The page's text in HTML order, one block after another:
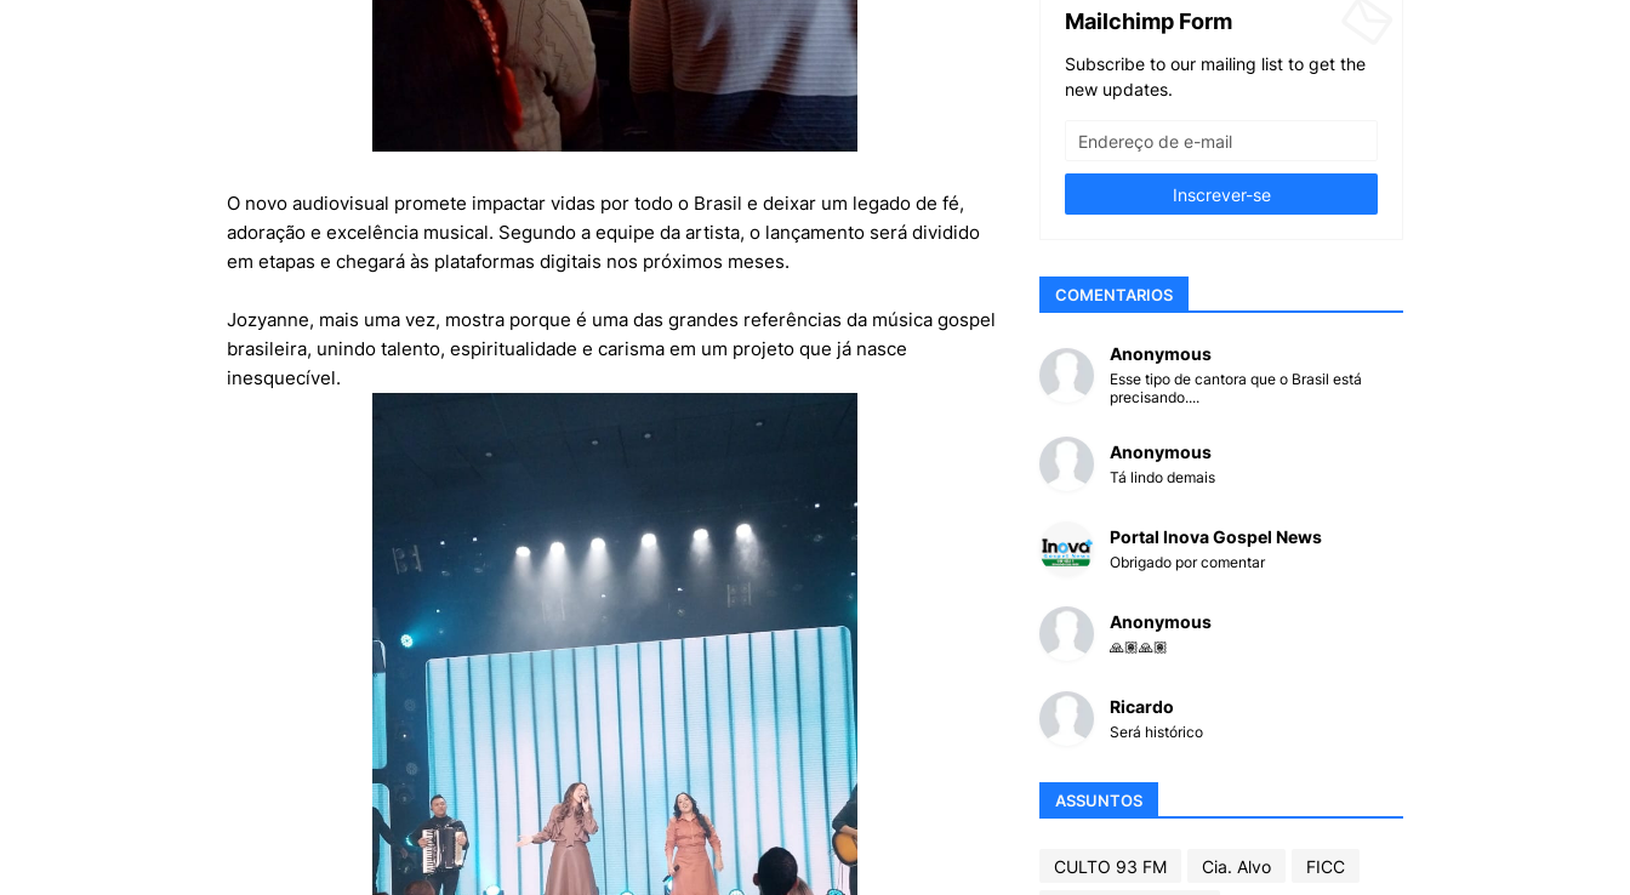
O novo audiovisual promete impactar vidas por todo o Brasil e deixar um legado de fé,
adoração e excelência musical. Segundo a equipe da artista, o lançamento será dividido
em etapas e chegará às plataformas digitais nos próximos meses.
Jozyanne, mais uma vez, mostra porque é uma das grandes referências da música gospel
brasileira, unindo talento, espiritualidade e carisma em um projeto que já nasce
inesquecível.
Mailchimp Form
Subscribe to our mailing list to get the
new updates.
COMENTARIOS
Anonymous
Esse tipo de cantora que o Brasil está
precisando....
Anonymous
Tá lindo demais
Portal Inova Gospel News
Obrigado por comentar
Anonymous
🙏🏽🙏🏽
Ricardo
Será histórico
ASSUNTOS
CULTO 93 FM Cia. Alvo
FICC